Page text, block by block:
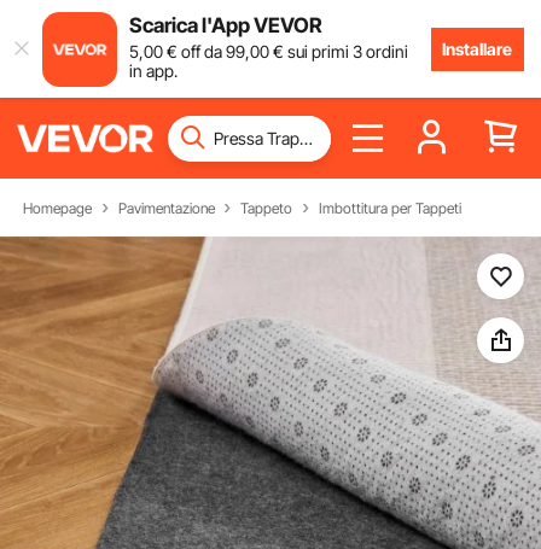
Scarica l'App VEVOR
5,00€ off da99,00€ sui primi 3 ordini
in app.
Installare
Homepage Pavimentazione Tappeto Imbottitura per Tappeti